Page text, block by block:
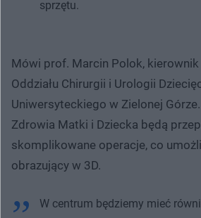
sprzętu.
Mówi prof. Marcin Polok,
Oddziału Chirurgii i Urologii
Uniwersyteckiego w Zielonej
Zdrowia Matki i Dziecka będą
skomplikowane operacje, co
obrazujący w 3D.
W centrum będziemy mieć